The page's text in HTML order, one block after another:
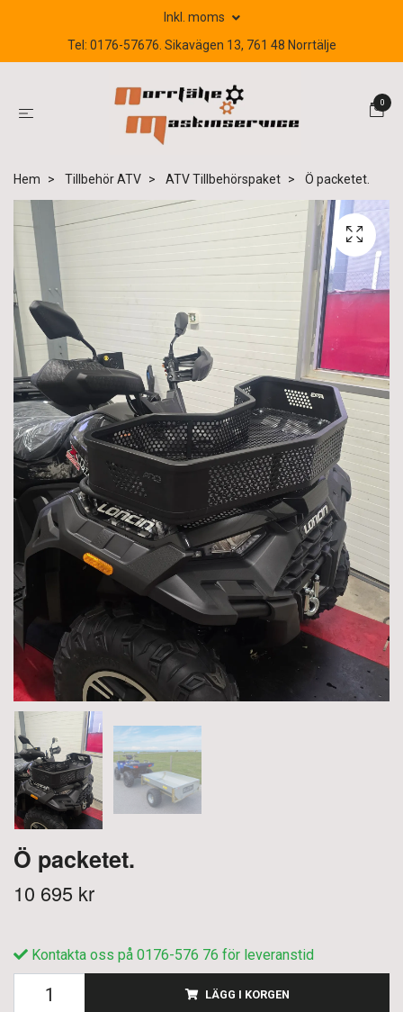
Inkl. moms
Tel: 0176-57676. Sikavägen 13, 761 48 Norrtälje
0
Hem Tillbehör ATV ATV Tillbehörspaket Ö packetet.
Ö packetet.
10 695 kr
Kontakta oss på 0176-576 76 för leveranstid
LÄGG I KORGEN